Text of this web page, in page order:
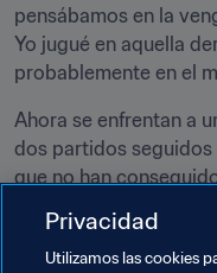
pensábamos en la
Yo jugué en aquella
probablemente en el
Ahora se enfrentan a
dos partidos
que no han
han logrado ni un
Edgar. Aunque los
Privacidad
Utilizamos las cookies